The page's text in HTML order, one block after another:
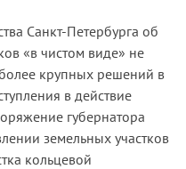
Санкт-Петербурга об
«в чистом виде» не
крупных решений в
в действие
губернатора
земельных участков
кольцевой